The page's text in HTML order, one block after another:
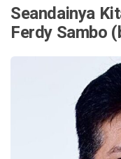
Seandainya
Ferdy Sambo